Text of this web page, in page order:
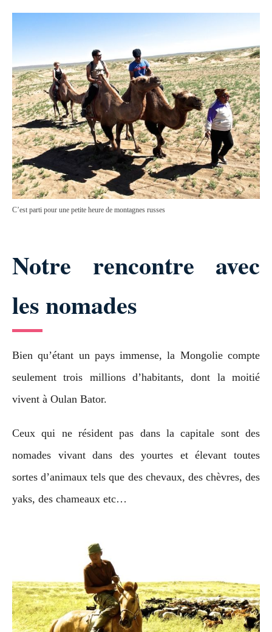
C’est parti pour une petite heure de montagnes russes
Notre rencontre avec
les nomades
Bien qu’étant un pays immense, la Mongolie compte
seulement trois millions d’habitants, dont la moitié
vivent à Oulan Bator.
Ceux qui ne résident pas dans la capitale sont des
nomades vivant dans des yourtes et élevant toutes
sortes d’animaux tels que des chevaux, des chèvres, des
yaks, des chameaux etc…